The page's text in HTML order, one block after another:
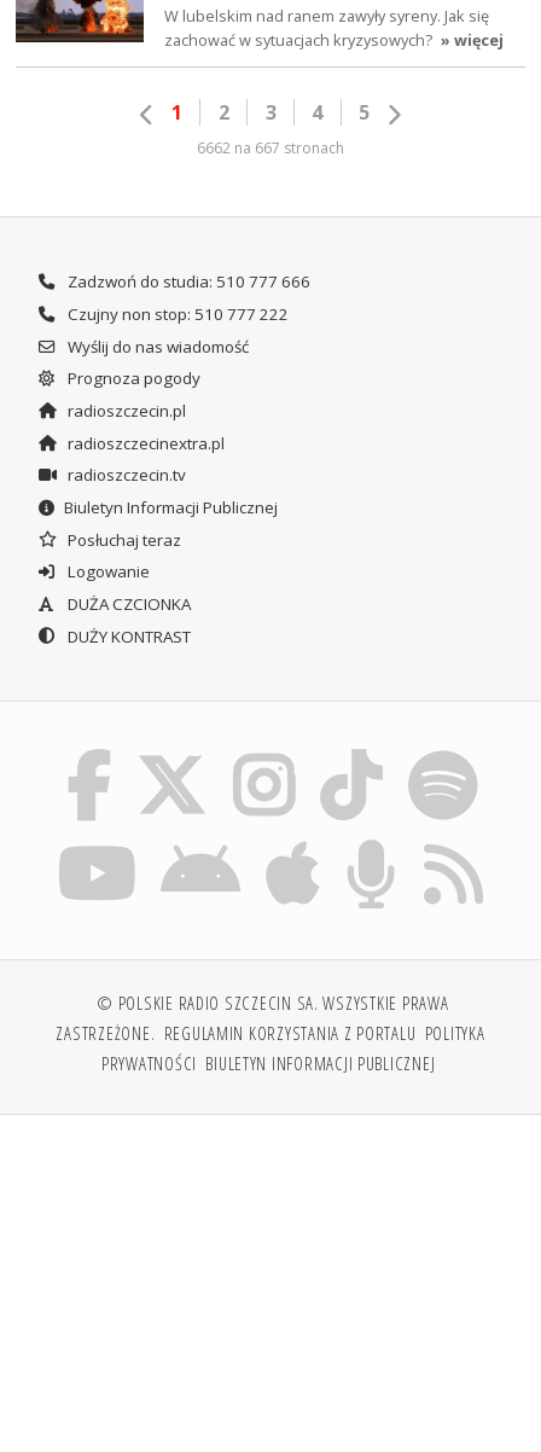
W lubelskim nad ranem zawyły syreny. Jak się
zachować w sytuacjach kryzysowych? » więcej
1 2 3 4 5
6662 na 667 stronach
Zadzwoń do studia: 510 777 666
Czujny non stop: 510 777 222
Wyślij do nas wiadomość
Prognoza pogody
radioszczecin.pl
radioszczecinextra.pl
radioszczecin.tv
Biuletyn Informacji Publicznej
Posłuchaj teraz
Logowanie
DUŻA CZCIONKA
DUŻY KONTRAST
© POLSKIE RADIO SZCZECIN SA. WSZYSTKIE PRAWA
ZASTRZEŻONE. REGULAMIN KORZYSTANIA Z PORTALU POLITYKA
PRYWATNOŚCI BIULETYN INFORMACJI PUBLICZNEJ